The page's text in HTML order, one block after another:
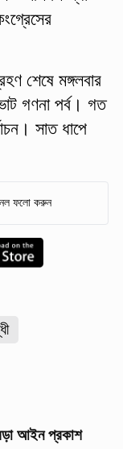
শেষে মঙ্গলবার
গণনা পর্ব। গত
সাত ধাপে
ফলো করুন
আইন প্রকাশ